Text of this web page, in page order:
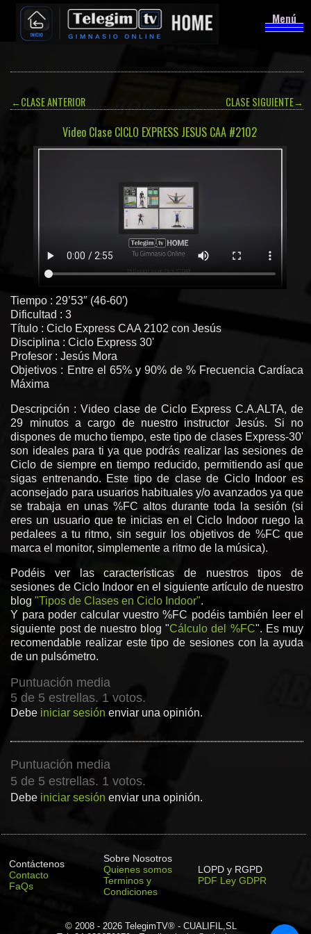
Menú
←CLASE ANTERIOR CLASE SIGUIENTE→
Video Clase CICLO EXPRESS JESUS CAA #2102
Tiempo : 29’53″ (46-60′)
Dificultad : 3
Título : Ciclo Express CAA 2102 con Jesús
Disciplina : Ciclo Express 30'
Profesor : Jesús Mora
Objetivos : Entre el 65% y 90% de % Frecuencia Cardíaca
Máxima
Descripción : Video clase de Ciclo Express C.A.ALTA, de
29 minutos a cargo de nuestro instructor Jesús. Si no
dispones de mucho tiempo, este tipo de clases Express-30'
son ideales para ti ya que podrás realizar las sesiones de
Ciclo de siempre en tiempo reducido, permitiendo así que
sigas entrenando. Este tipo de clase de Ciclo Indoor es
aconsejado para usuarios habituales y/o avanzados ya que
se trabaja en unas %FC altos durante toda la sesión (si
eres un usuario que te inicias en el Ciclo Indoor ruego la
pedalees a tu ritmo, sin seguir los objetivos de %FC que
marca el monitor, simplemente a ritmo de la música).
Podéis ver las características de nuestros tipos de
sesiones de Ciclo Indoor en el siguiente artículo de nuestro
blog"Tipos de Clases en Ciclo Indoor".
Y para poder calcular vuestro %FC podéis también leer el
siguiente post de nuestro blog "Cálculo del %FC". Es muy
recomendable realizar este tipo de sesiones con la ayuda
de un pulsómetro.
Puntuación media
5 de 5 estrellas. 1 votos.
Debe iniciar sesión enviar una opinión.
Puntuación media
5 de 5 estrellas. 1 votos.
Debe iniciar sesión enviar una opinión.
Contáctenos
Contacto
FaQs
Sobre Nosotros
Quienes somos
Terminos y
Condiciones
LOPD y RGPD
PDF Ley GDPR
© 2008 - 2026 TelegimTV® - CUALIFIL,SL